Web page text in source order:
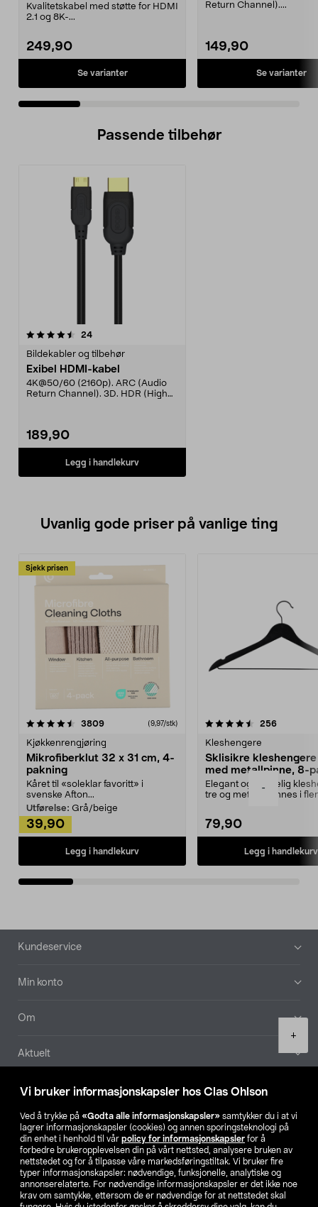
Vi bruker informasjonskapsler hos Clas Ohlson
Ved å trykke på «Godta alle informasjonskapsler» samtykker du i at vi
lagrer informasjonskapsler (cookies) og annen sporingsteknologi på
din enhet i henhold til vår policy for informasjonskapsler for å
forbedre brukeropplevelsen din på vårt nettsted, analysere bruken av
nettstedet og for å tilpasse våre markedsføringstiltak. Vi bruker fire
typer informasjonskapsler: nødvendige, funksjonelle, analytiske og
annonserelaterte. For nødvendige informasjonskapsler er det ikke noe
krav om samtykke, ettersom de er nødvendige for at nettstedet skal
-
+
Kvalitetskabel med støtte for HDMI
2.1 og 8K-...
249,90
Se varianter
Return Channel)....
149,90
Se varianter
Passende tilbehør
24anmeldelser
Bildekabler og tilbehør
Exibel HDMI-kabel
4K@50/60 (2160p). ARC (Audio
Return Channel). 3D. HDR (High
189,90
Legg i handlekurv
Uvanlig gode priser på vanlige ting
Sjekk prisen
3809anmeldelser(9,97/stk)
Kjøkkenrengjøring
Mikrofiberklut 32 x 31 cm, 4-
pakning
Kåret til «soleklar favoritt» i
svenske Afton...
Utførelse: Grå/beige
39,90
Legg i handlekurv
4.5av 5 stjerner 256
Kleshengere
Sklisikre
med metallpinne, 8-
Elegant og skikkelig
tre og metall – finnes i
79,90
Legg i handlekurv
4.5av 5 stjerner
Bunntekst
Kundeservice
Min konto
Om
Aktuelt
Våre selskaper
Finn din butikk
SE NO FI